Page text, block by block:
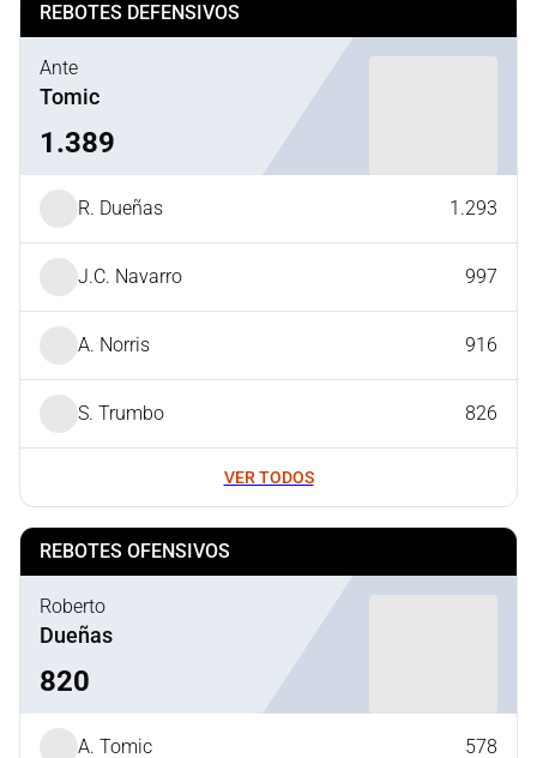
REBOTES DEFENSIVOS
Ante
Tomic
1.389
R. Dueñas 1.293
J.C. Navarro 997
A. Norris 916
S. Trumbo 826
VER TODOS
REBOTES OFENSIVOS
Roberto
Dueñas
820
A. Tomic 578